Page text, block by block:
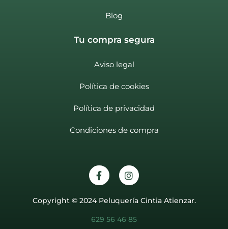
Blog
Tu compra segura
Aviso legal
Política de cookies
Política de privacidad
Condiciones de compra
Copyright © 2024 Peluquería Cintia Atienzar.
629 56 46 85